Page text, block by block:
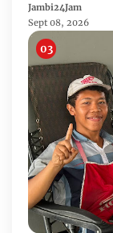
Taman
Band Raih
Jambi24Jam
Sept 08, 2026